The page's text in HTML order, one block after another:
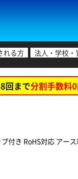
れる方 法人・学校
回まで分割手数料
き RoHS対応 アー